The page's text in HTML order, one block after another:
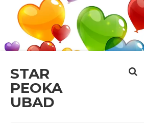
STAR
PEOKA
UBAD